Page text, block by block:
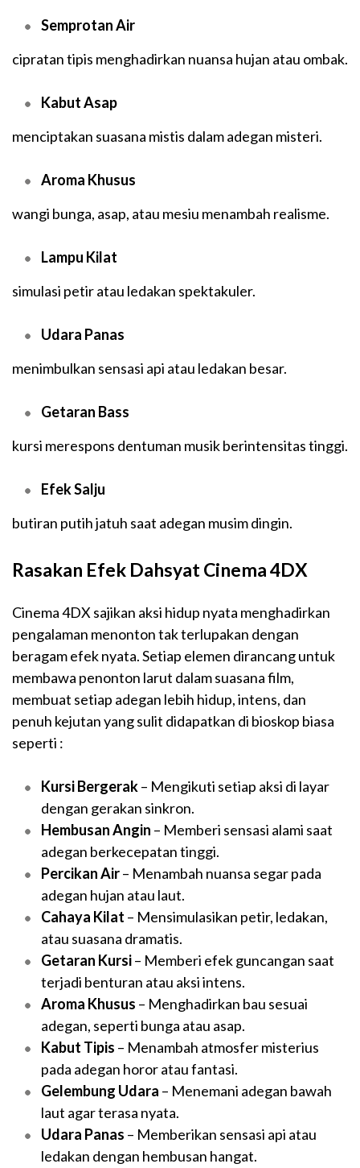
Semprotan Air
cipratan tipis menghadirkan nuansa hujan atau ombak.
Kabut Asap
menciptakan suasana mistis dalam adegan misteri.
Aroma Khusus
wangi bunga, asap, atau mesiu menambah realisme.
Lampu Kilat
simulasi petir atau ledakan spektakuler.
Udara Panas
menimbulkan sensasi api atau ledakan besar.
Getaran Bass
kursi merespons dentuman musik berintensitas tinggi.
Efek Salju
butiran putih jatuh saat adegan musim dingin.
Rasakan Efek Dahsyat Cinema 4DX
Cinema 4DX sajikan aksi hidup nyata menghadirkan
pengalaman menonton tak terlupakan dengan
beragam efek nyata. Setiap elemen dirancang untuk
membawa penonton larut dalam suasana film,
membuat setiap adegan lebih hidup, intens, dan
penuh kejutan yang sulit didapatkan di bioskop biasa
seperti :
Kursi Bergerak– Mengikuti setiap aksi di layar
dengan gerakan sinkron.
Hembusan Angin – Memberi sensasi alami saat
adegan berkecepatan tinggi.
Percikan Air– Menambah nuansa segar pada
adegan hujan atau laut.
Cahaya Kilat – Mensimulasikan petir, ledakan,
atau suasana dramatis.
Getaran Kursi– Memberi efek guncangan saat
terjadi benturan atau aksi intens.
Aroma Khusus – Menghadirkan bau sesuai
adegan, seperti bunga atau asap.
Kabut Tipis – Menambah atmosfer misterius
pada adegan horor atau fantasi.
Gelembung Udara – Menemani adegan bawah
laut agar terasa nyata.
Udara Panas – Memberikan sensasi api atau
ledakan dengan hembusan hangat.